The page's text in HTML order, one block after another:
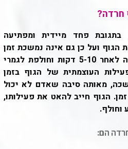
חרדה?
בתגובת פחד מיידית ומפתיעה
הגוף ועל כן גם אינה נמשכת זמן
רב. לרוב היא מגיעה לשיאה לאחר 5-10 דקות וחולפת לגמרי
דקות. הפעילות העוצמתית של הגוף בזמן
מאותה סיבה שאדם לא יכול
הגוף חייב להאט את פעילותו,
הם: